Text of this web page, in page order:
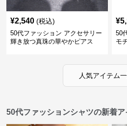
¥2,540 (税込)
50代ファッション アクセサリー
輝き放つ真珠の華やかピアス
¥
50
モ
人気アイテム
50代ファッションシャツの新着ア